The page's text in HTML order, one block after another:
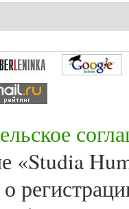
«Studia
о